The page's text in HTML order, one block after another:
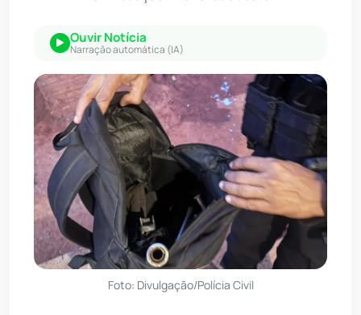
Ouvir Notícia
Narração automática (IA)
Foto: Divulgação/Polícia Civil